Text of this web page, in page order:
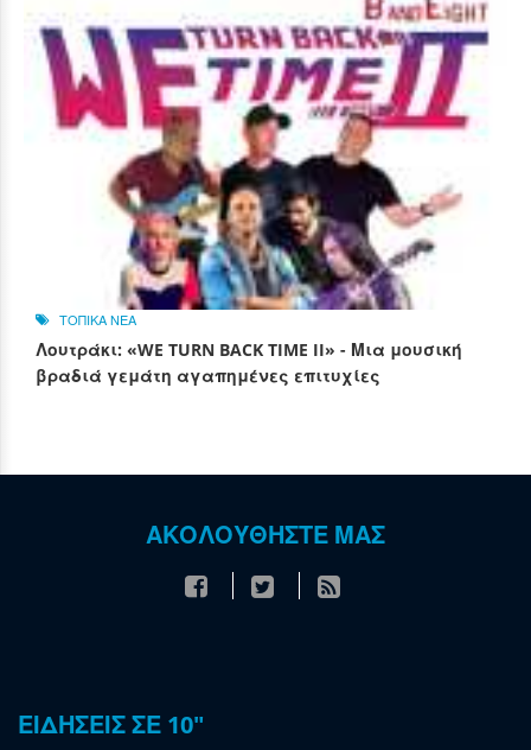
ΤΟΠΙΚΑ ΝΕΑ
Λουτράκι: «WE TURN BACK TIME II» - Μια μουσική
βραδιά γεμάτη αγαπημένες επιτυχίες
ΑΚΟΛΟΥΘΗΣΤΕ ΜΑΣ
ΕΙΔΗΣΕΙΣ ΣΕ 10"